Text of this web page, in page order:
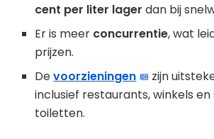
cent per liter lager dan bij
Er is meer concurrentie, wat
prijzen.
Devoorzieningen
zijn
inclusief restaurants, winkels
toiletten.